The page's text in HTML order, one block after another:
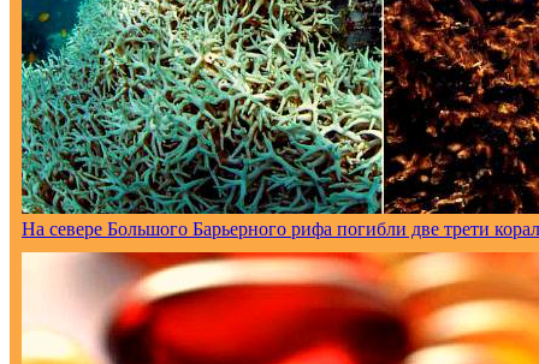
На севере Большого Барьерного рифа погибли две трети